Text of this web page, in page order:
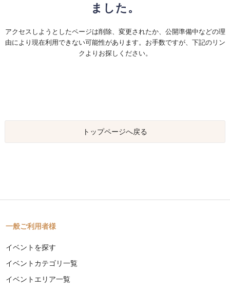
ました。
アクセスしようとしたページは削除、変更されたか、公開準備中などの理
由により現在利用できない可能性があります。お手数ですが、下記のリン
クよりお探しください。
トップページへ戻る
一般ご利用者様
イベントを探す
イベントカテゴリ一覧
イベントエリア一覧